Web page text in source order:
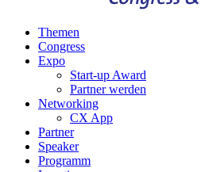
Themen
Congress
Expo
Start-up Award
Partner werden
Networking
CX App
Partner
Speaker
Programm